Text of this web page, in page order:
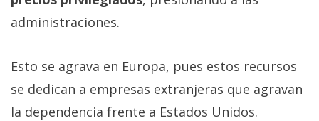
administraciones.
Esto se agrava en Europa, pues estos recursos
se dedican a empresas extranjeras que agravan
la dependencia frente a Estados Unidos.